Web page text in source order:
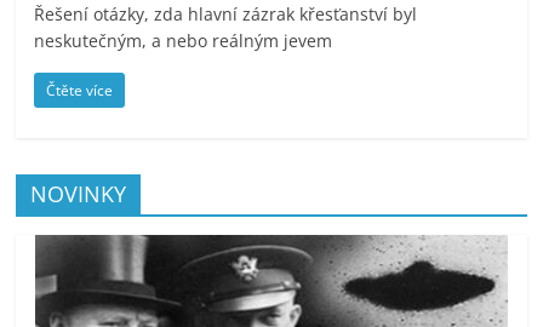
Řešení otázky, zda hlavní zázrak křesťanství byl
neskutečným, a nebo reálným jevem
Čtěte více
NOVINKY